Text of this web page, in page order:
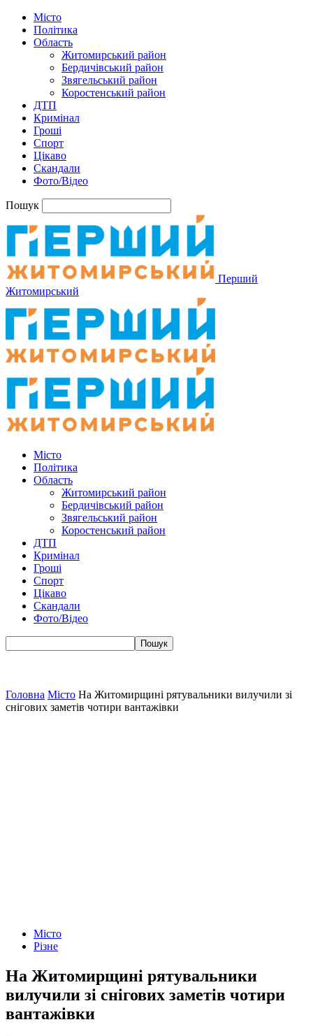
Місто
Політика
Область
Житомирський район
Бердичівський район
Звягельський район
Коростенський район
ДТП
Кримінал
Гроші
Спорт
Цікаво
Скандали
Фото/Відео
Пошук
Перший
Житомирський
Місто
Політика
Область
Житомирський район
Бердичівський район
Звягельський район
Коростенський район
ДТП
Кримінал
Гроші
Спорт
Цікаво
Скандали
Фото/Відео
Головна Місто На Житомирщині рятувальники вилучили зі
снігових заметів чотири вантажівки
Місто
Різне
На Житомирщині рятувальники
вилучили зі снігових заметів чотири
вантажівки